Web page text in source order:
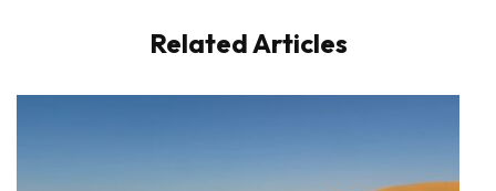
Related Articles